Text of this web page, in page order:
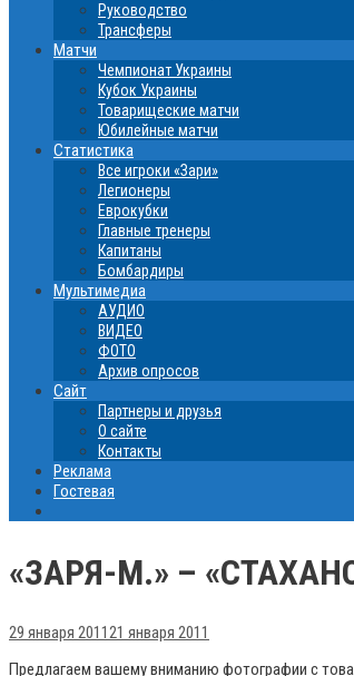
Руководство
Трансферы
Матчи
Чемпионат Украины
Кубок Украины
Товарищеские матчи
Юбилейные матчи
Статистика
Все игроки «Зари»
Легионеры
Еврокубки
Главные тренеры
Капитаны
Бомбардиры
Мультимедиа
АУДИО
ВИДЕО
ФОТО
Архив опросов
Сайт
Партнеры и друзья
О сайте
Контакты
Реклама
Гостевая
«ЗАРЯ-М.» –
29 января 201121 января 2011
Предлагаем вашему вниманию фотографии с